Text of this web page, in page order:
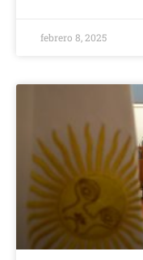
febrero 8, 2025